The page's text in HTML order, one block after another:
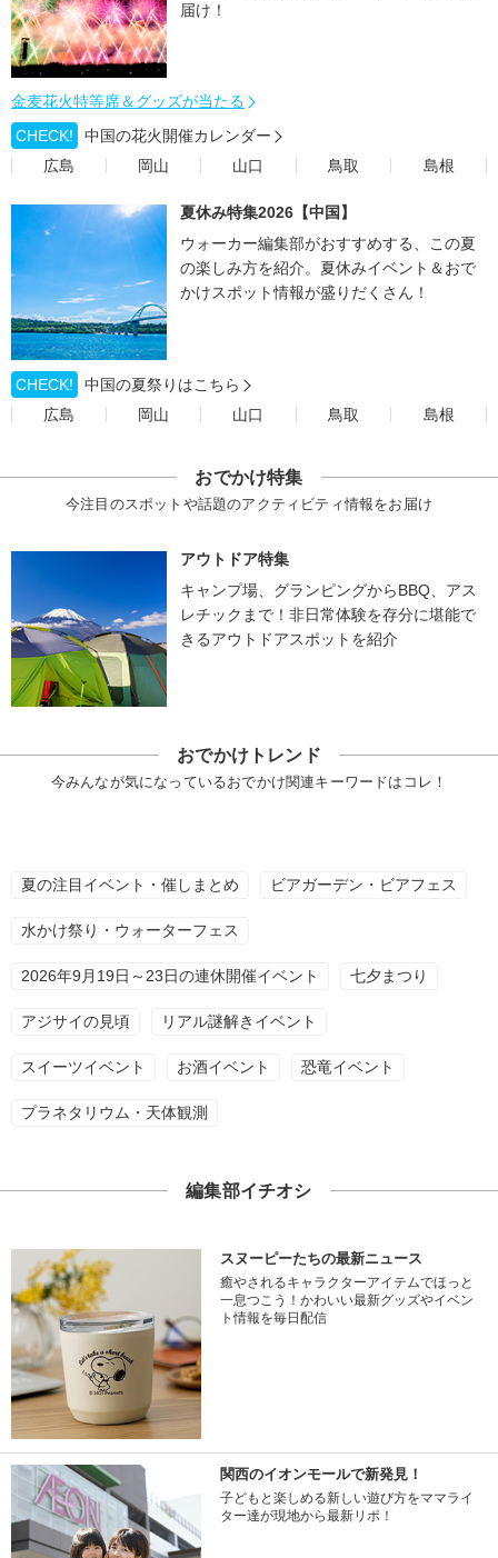
届け！
金麦花火特等席＆グッズが当たる
CHECK!
中国の花火開催カレンダー
広島
岡山 山口 鳥取 島根
夏休み特集2026【中国】
ウォーカー編集部がおすすめする、この夏
の楽しみ方を紹介。夏休みイベント＆おで
かけスポット情報が盛りだくさん！
CHECK!
中国の夏祭りはこちら
広島
岡山 山口 鳥取 島根
おでかけ特集
今注目のスポットや話題のアクティビティ情報をお届け
アウトドア特集
キャンプ場、グランピングからBBQ、アス
レチックまで！非日常体験を存分に堪能で
きるアウトドアスポットを紹介
おでかけトレンド
今みんなが気になっているおでかけ関連キーワードはコレ！
夏の注目イベント・催しまとめ ビアガーデン・ビアフェス
水かけ祭り・ウォーターフェス
2026年9月19日～23日の連休開催イベント 七夕まつり
アジサイの見頃 リアル謎解きイベント
スイーツイベント お酒イベント 恐竜イベント
プラネタリウム・天体観測
編集部イチオシ
スヌーピーたちの最新ニュース
癒やされるキャラクターアイテムでほっと
一息つこう！かわいい最新グッズやイベン
ト情報を毎日配信
関西のイオンモールで新発見！
子どもと楽しめる新しい遊び方をママライ
ター達が現地から最新リポ！